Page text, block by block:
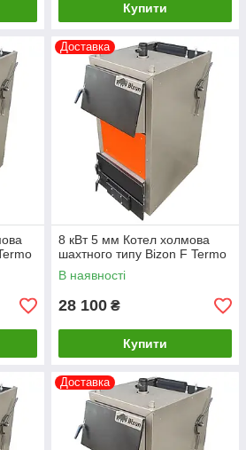
Купити
Доставка
8 кВт 5 мм Котел холмова
шахтного типу Bizon F Termo
В наявності
28 100 ₴
Купити
Доставка